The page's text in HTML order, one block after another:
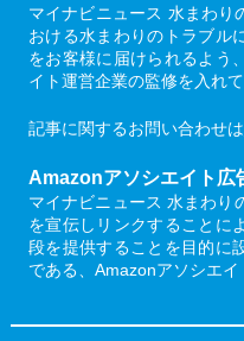
マイナビニュース 水まわり
おける水まわりのトラブル
をお客様に届けられるよう
イト運営企業の監修を入れて
記事に関するお問い合わせは
Amazonアソシエイト広
マイナビニュース 水まわり
を宣伝しリンクすることに
段を提供することを目的に
である、Amazonアソシエイ